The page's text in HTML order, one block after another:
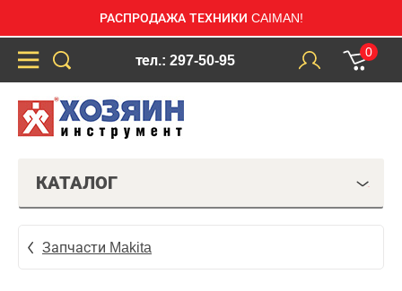
РАСПРОДАЖА ТЕХНИКИ CAIMAN!
тел.: 297-50-95
0
КАТАЛОГ
Запчасти Makita